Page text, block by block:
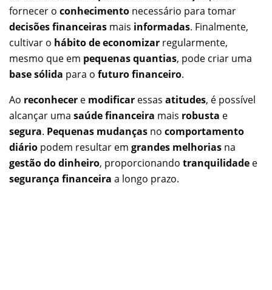
fornecer o conhecimento necessário para tomar
decisões financeiras mais informadas. Finalmente,
cultivar o hábito de economizar regularmente,
mesmo que em pequenas quantias, pode criar uma
base sólida para o futuro financeiro.
Ao reconhecer e modificar essas atitudes, é possível
alcançar uma saúde financeira mais robusta e
segura. Pequenas mudanças no comportamento
diário podem resultar em grandes melhorias na
gestão do dinheiro, proporcionando tranquilidade e
segurança financeira a longo prazo.